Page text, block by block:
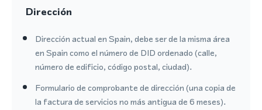
Dirección
Dirección actual en Spain, debe ser de la misma área
en Spain como el número de DID ordenado (calle,
número de edificio, código postal, ciudad).
Formulario de comprobante de dirección (una copia de
la factura de servicios no más antigua de 6 meses).